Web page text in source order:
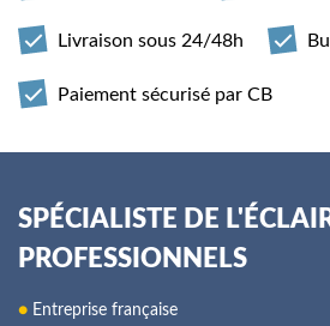
Livraison sous 24/48h
Paiement sécurisé par CB
SPÉCIALISTE DE
PROFESSIONNELS
● Entreprise française